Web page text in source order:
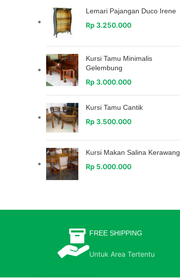
Lemari Pajangan Duco Irene
Rp 3.250.000
Kursi Tamu Minimalis
Gelembung
Rp 3.000.000
Kursi Tamu Cantik
Rp 3.500.000
Kursi Makan Salina Kerawang
Rp 5.000.000
FREE SHIPPING
Untuk Area Tertentu